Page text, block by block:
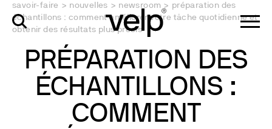
savoir-faire > nouvelles > newsroom > préparation des
échantillons : comment améliorer votre tâche quotidienne et
obtenir des résultats plus précis
PRÉPARATION DES
ÉCHANTILLONS :
COMMENT